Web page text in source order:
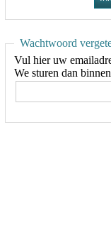
Wachtwoord
Vul hier uw
We sturen dan